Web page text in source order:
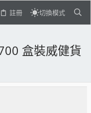
註冊 切換模式
盒裝威健貨